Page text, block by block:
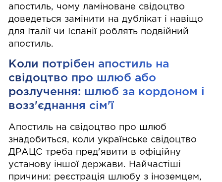
апостиль, чому ламіноване свідоцтво
доведеться замінити на дублікат і навіщо
для Італії чи Іспанії роблять подвійний
апостиль.
Коли потрібен апостиль на
свідоцтво про шлюб або
розлучення: шлюб за кордоном і
возз'єднання сім'ї
Апостиль на свідоцтво про шлюб
знадобиться, коли українське свідоцтво
ДРАЦС треба пред'явити в офіційну
установу іншої держави. Найчастіші
причини: реєстрація шлюбу з іноземцем,